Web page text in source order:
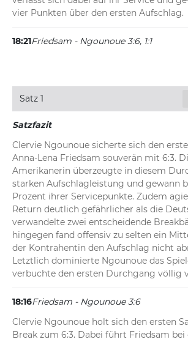
vier Punkten über den ersten Aufschlag.
18:21Friedsam - Ngounoue 3:6, 1:1
Deutsche gewinnt jeden ihrer
mehrfach über den zweiten Aufschlag
Ngounoue bleibt beim Return in diesem
chancenlos.
18:19Friedsam - Ngounoue 3:6, 0:1
Ngounoue nimmt das Momentum aus
ersten Durchgang mit und sichert sich
Auftaktservice zur 1:0-Führung im
eines frühen Doppelfehlers lässt die US-
eigenem Aufschlag nichts anbrennen
Friedsam jegliche Breakchancen.
Satz 1
Satzfazit
Clervie Ngounoue sicherte sich den
Anna-Lena Friedsam souverän mit 6:3.
Amerikanerin überzeugte in diesem
starken Aufschlagleistung und gewann
Prozent ihrer Servicepunkte. Zudem
Return deutlich gefährlicher als die
verwandelte zwei entscheidende
hingegen fand offensiv zu selten ein
der Kontrahentin den Aufschlag nicht
Letztlich dominierte Ngounoue das
verbuchte den ersten Durchgang völlig
18:16Friedsam - Ngounoue 3:6
Clervie Ngounoue holt sich den ersten
Break zum 6:3. Dabei führt Friedsam bei